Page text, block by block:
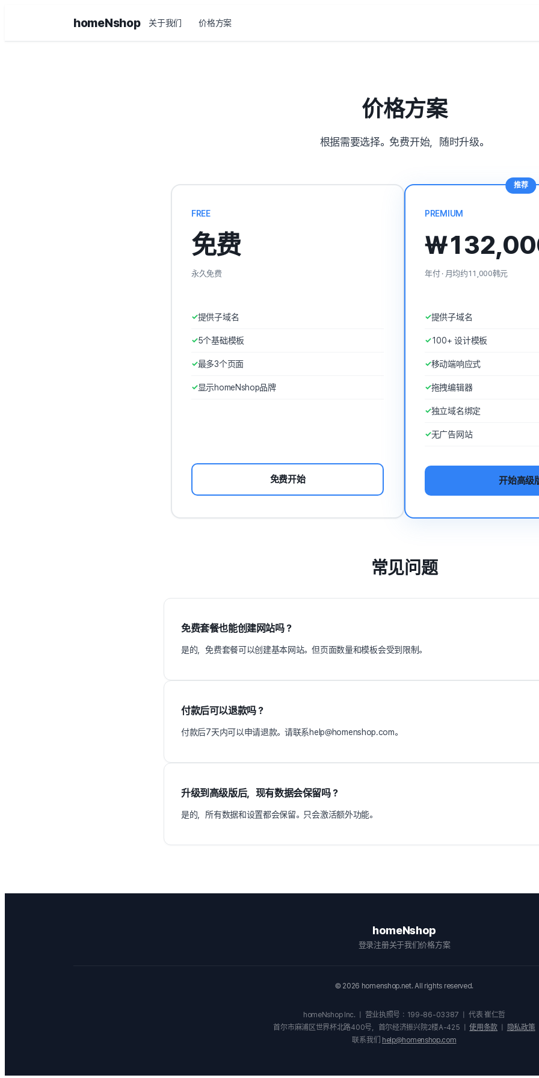
homeNshop 关于我们 价格方案
价格方案
根据需要选择。免费开始，随时升级。
FREE
免费
永久免费
提供子域名
5个基础模板
最多3个页面
显示homeNshop品牌
免费开始
推荐
PREMIUM
年付 · 月均约11,000韩元
提供子域名
100+ 设计模板
移动端响应式
拖拽编辑器
独立域名绑定
无广告网站
开始高级
常见问题
免费套餐也能创建网站吗？
是的，免费套餐可以创建基本网站。但页面数量和模板会受到限制。
付款后可以退款吗？
付款后7天内可以申请退款。请联系help@homenshop.com。
升级到高级版后，现有数据会保留吗？
是的，所有数据和设置都会保留。只会激活额外功能。
homeNshop
登录注册关于我们价格方案
© 2026 homenshop.net. All rights reserved.
homeNshop Inc. 营业执照号：199-86-03387
代表 崔仁哲
首尔市麻浦区世界杯北路400号，首尔经济振兴院2楼A-425
使用条款
隐私政策
联系我们 help@homenshop.com